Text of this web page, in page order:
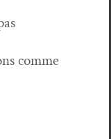
comme